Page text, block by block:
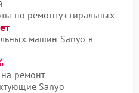
по ремонту стиральных
машин Sanyo в
ремонт
Sanyo